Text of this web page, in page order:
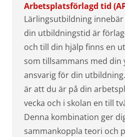
Arbetsplatsförlagd tid
Lärlingsutbildning
din utbildningstid är
och till din hjälp finns en
som tillsammans med din
ansvarig för din
är att du är på din
vecka och i skolan en till
Denna kombination ger
sammankoppla teori och